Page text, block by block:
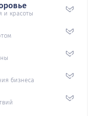
и красоты
бизнеса